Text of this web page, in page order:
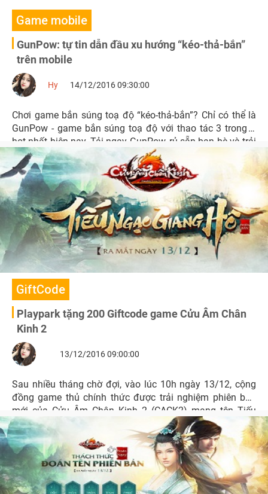
Game mobile
GunPow: tự tin dẫn đầu xu hướng “kéo-thả-bắn”
trên mobile
Hy 14/12/2016 09:30:00
Chơi game bắn súng toạ độ “kéo-thả-bắn”? Chỉ có thể là
GunPow - game bắn súng toạ độ với thao tác 3 trong 1
hot nhất hiện nay. Tải ngay GunPow, rủ sẵn bạn bè và trải
nghiệm bắn súng toạ độ thế hệ mới ngay từ bây giờ
GiftCode
Playpark tặng 200 Giftcode game Cửu Âm Chân
Kinh 2
13/12/2016 09:00:00
Sau nhiều tháng chờ đợi, vào lúc 10h ngày 13/12, cộng
đồng game thủ chính thức được trải nghiệm phiên bản
mới của Cửu Âm Chân Kinh 2 (CACK2) mang tên Tiếu
Ngạo Giang Hồ. Nhân dịp này, BĐH Game xin gửi tặng
quý độc giả Playpark 200 Giftcode với nhiều phần quà
hấp dẫn.